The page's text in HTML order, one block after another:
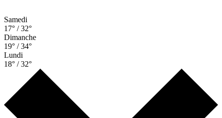
Samedi
17° / 32°
Dimanche
19° / 34°
Lundi
18° / 32°